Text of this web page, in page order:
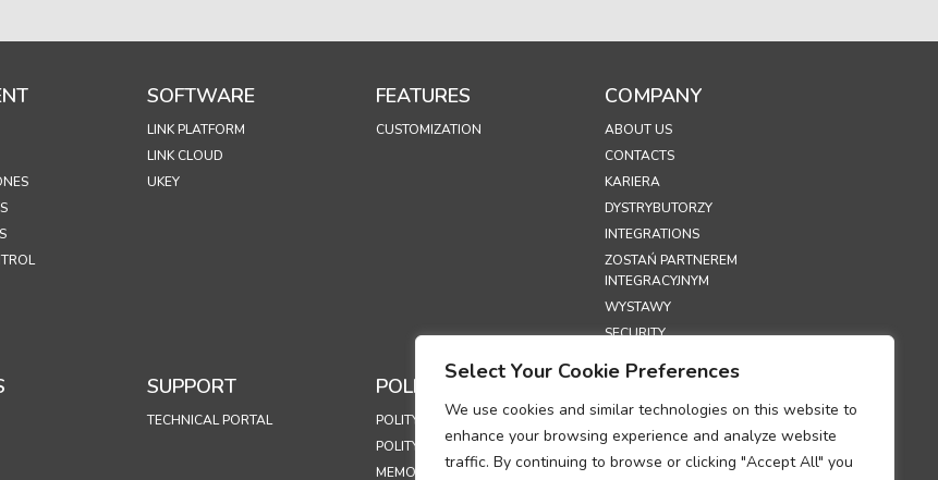
Select Your Cookie Preferences
We use cookies and similar technologies on this website to
enhance your browsing experience and analyze website
traffic. By continuing to browse or clicking "Accept All" you
SOFTWARE
LINK PLATFORM
LINK CLOUD
UKEY
FEATURES
CUSTOMIZATION
COMPANY
ABOUT US
CONTACTS
KARIERA
DYSTRYBUTORZY
INTEGRATIONS
ZOSTAŃ PARTNEREM
INTEGRACYJNYM
WYSTAWY
SECURITY
SUPPORT
TECHNICAL PORTAL
POLICIES
POLITYKA PRYWATNOŚCI
POLITYKA PLIKÓW COOKIE
MEMORANDUM DOTYCZĄCE